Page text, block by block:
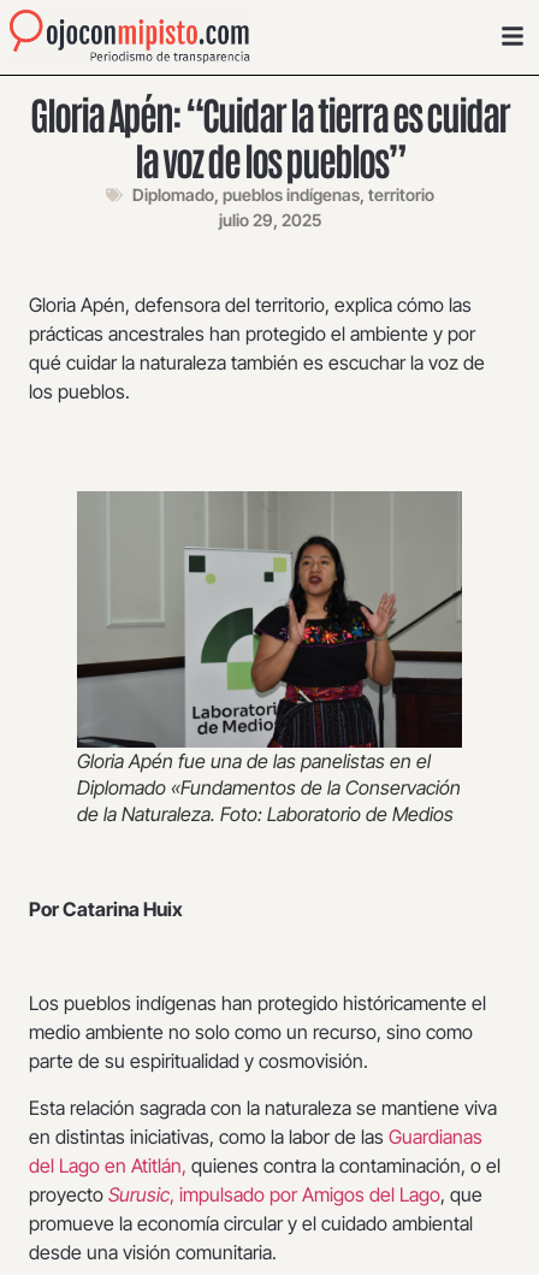
Gloria Apén: “Cuidar la tierra es cuidar
la voz de los pueblos”
Diplomado, pueblos indígenas, territorio
julio 29, 2025
Gloria Apén, defensora del territorio, explica cómo las
prácticas ancestrales han protegido el ambiente y por
qué cuidar la naturaleza también es escuchar la voz de
los pueblos.
Gloria Apén fue una de las panelistas en el
Diplomado «Fundamentos de la Conservación
de la Naturaleza. Foto: Laboratorio de Medios
Por Catarina Huix
Los pueblos indígenas han protegido históricamente el
medio ambiente no solo como un recurso, sino como
parte de su espiritualidad y cosmovisión.
Esta relación sagrada con la naturaleza se mantiene viva
en distintas iniciativas, como la labor de las Guardianas
del Lago en Atitlán, quienes contra la contaminación, o el
proyecto Surusic, impulsado por Amigos del Lago, que
promueve la economía circular y el cuidado ambiental
desde una visión comunitaria.